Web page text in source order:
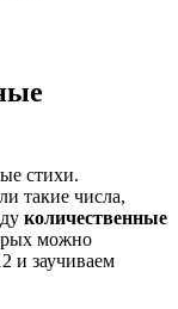
стихи.
такие числа,
количественные
можно
и заучиваем